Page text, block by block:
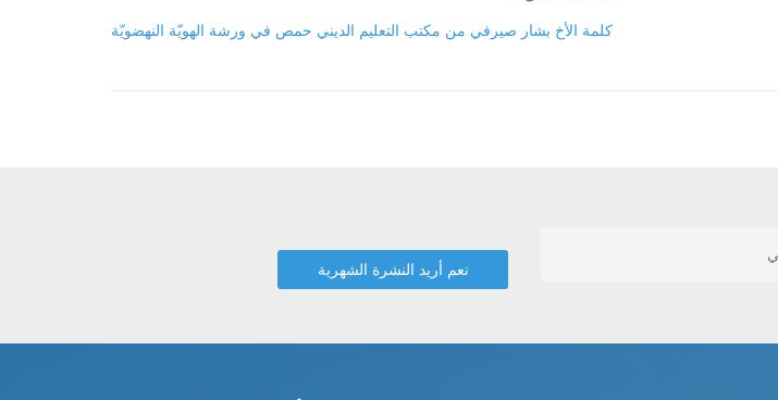
كلمة الأخ بشار صيرفي من مكتب التعليم الديني حمص في ورشة الهويّة النهضويّة